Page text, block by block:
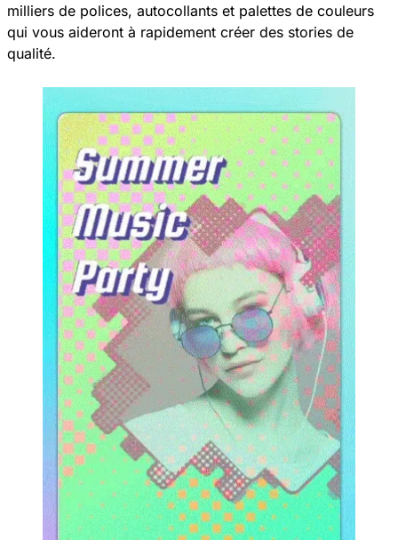
milliers de polices, autocollants et palettes de couleurs
qui vous aideront à rapidement créer des stories de
qualité.